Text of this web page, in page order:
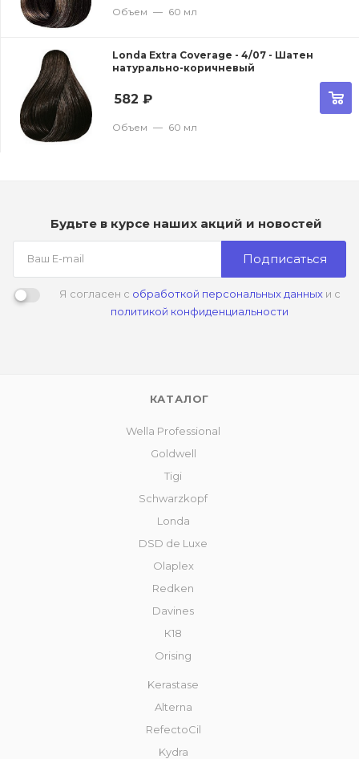
Объем — 60 мл
Londa Extra Coverage - 4/07 - Шатен
натурально-коричневый
582 ₽
Объем — 60 мл
Будьте в курсе наших акций и новостей
Подписаться
Я согласен с обработкой персональных данныхи с
политикой конфиденциальности
КАТАЛОГ
Wella Professional
Goldwell
Tigi
Schwarzkopf
Londa
DSD de Luxe
Olaplex
Redken
Davines
К18
Orising
Kerastase
Alterna
RefectoCil
Kydra